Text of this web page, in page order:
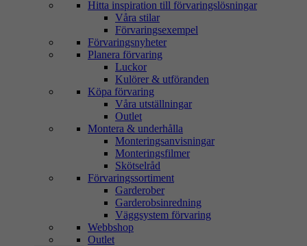
Hitta inspiration till förvaringslösningar
Våra stilar
Förvaringsexempel
Förvaringsnyheter
Planera förvaring
Luckor
Kulörer & utföranden
Köpa förvaring
Våra utställningar
Outlet
Montera & underhålla
Monteringsanvisningar
Monteringsfilmer
Skötselråd
Förvaringssortiment
Garderober
Garderobsinredning
Väggsystem förvaring
Webbshop
Outlet